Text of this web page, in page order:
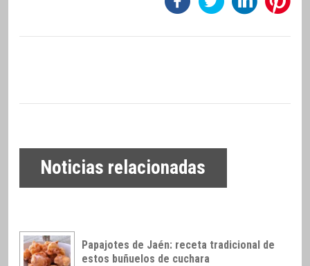
Noticias relacionadas
Papajotes de Jaén: receta tradicional de
estos buñuelos de cuchara